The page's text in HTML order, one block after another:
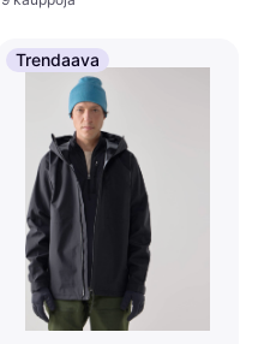
Trendaava